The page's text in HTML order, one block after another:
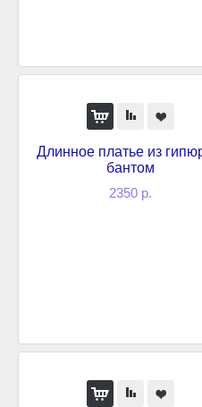
Длинное платье из
бантом
2350 р.